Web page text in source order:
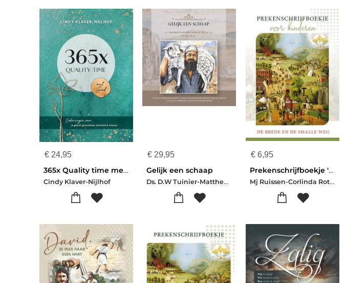
€24,95
365x Quality time met God
Cindy Klaver-Nijlhof
€ 29,95
Gelijk een schaap
Ds. D.W Tuinier-Matthew Henry-Ch Spurgeon
€6,95
Prekenschrijfboekje 'De brede en de smalle weg' voor kinderen
Mj Ruissen-Corlinda Rottier